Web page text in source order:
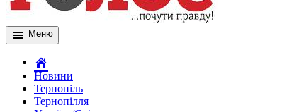
Меню
Новини
Тернопіль
Тернопілля